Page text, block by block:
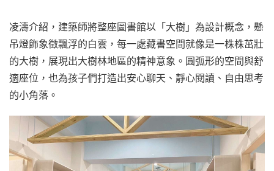
凌濤介紹，建築師將整座圖書館以「大樹」為設計概念，懸
吊燈飾象徵飄浮的白雲，每一處藏書空間就像是一株株茁壯
的大樹，展現出大樹林地區的精神意象。圓弧形的空間與舒
適座位，也為孩子們打造出安心聊天、靜心閱讀、自由思考
的小角落。